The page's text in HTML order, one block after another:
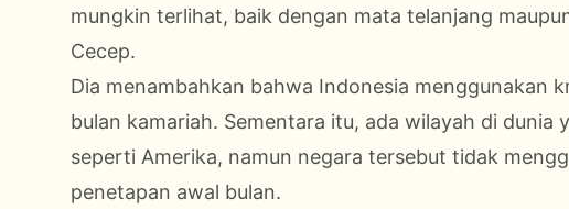
mungkin terlihat, baik dengan mata telanjang
Cecep.
Dia menambahkan bahwa Indonesia menggunakan
bulan kamariah. Sementara itu, ada wilayah di dunia
seperti Amerika, namun negara tersebut tidak
penetapan awal bulan.